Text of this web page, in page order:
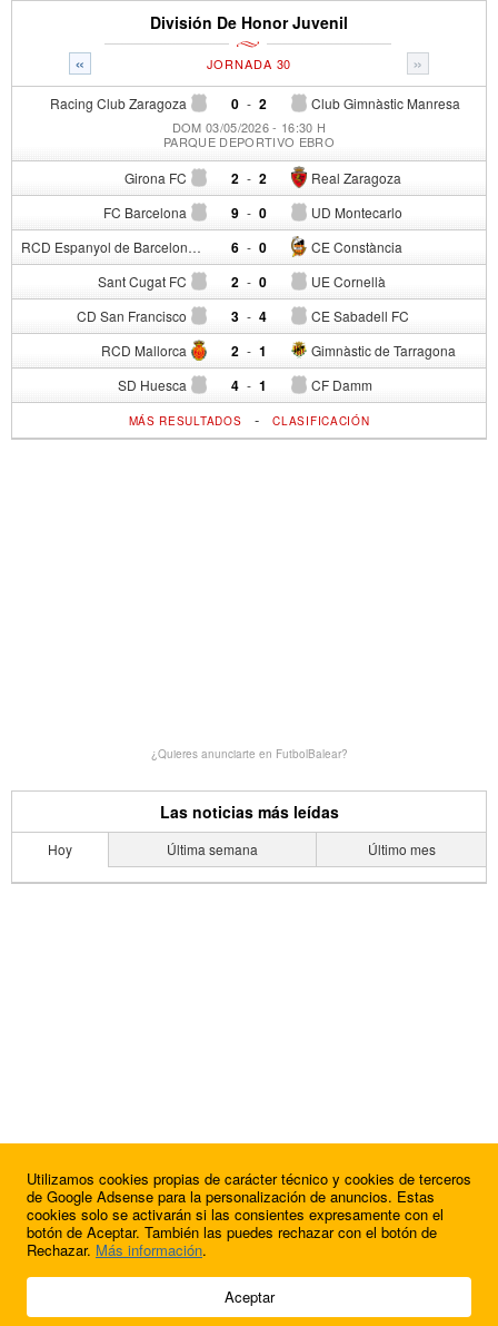
División De Honor Juvenil
« »
JORNADA 30
Racing Club Zaragoza 0 - Club Gimnàstic Manresa
2
DOM 03/05/2026 - 16:30 H
PARQUE DEPORTIVO EBRO
Girona FC 2 - Real Zaragoza
2
FC Barcelona 9 - UD Montecarlo
0
RCD Espanyol de Barcelona 6 - CE Constància
0
Sant Cugat FC 2 - UE Cornellà
0
CD San Francisco 3 - CE Sabadell FC
4
RCD Mallorca 2 - Gimnàstic de Tarragona
1
SD Huesca 4 - CF Damm
1
MÁS RESULTADOS -CLASIFICACIÓN
¿Quieres anunciarte en FutbolBalear?
Las noticias más leídas
Hoy Última semana Último mes
© 2009 - 2026 Soluciones Corporativas IP, SL.
Utilizamos cookies propias de carácter técnico y cookies de terceros
de Google Adsense para la personalización de anuncios. Estas
cookies solo se activarán si las consientes expresamente con el
botón de Aceptar. También las puedes rechazar con el botón de
Rechazar. Más información.
Aceptar